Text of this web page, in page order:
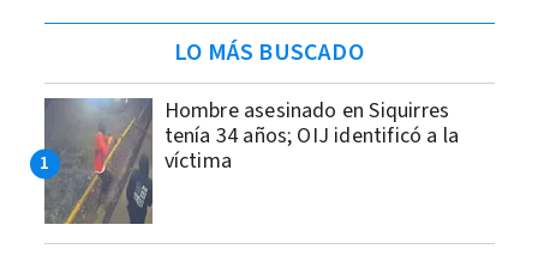
LO MÁS BUSCADO
Hombre asesinado en Siquirres
tenía 34 años; OIJ identificó a la
víctima